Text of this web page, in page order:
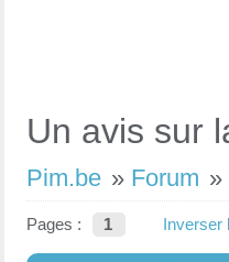
Un avis sur
Pim.be » Forum »
Pages : 1 Inverser